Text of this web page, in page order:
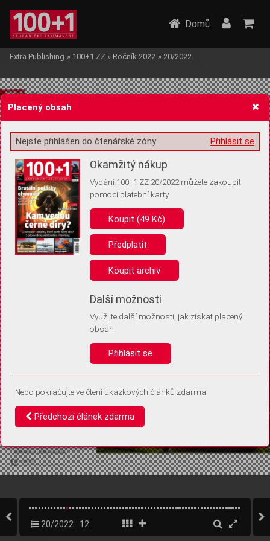
Žádost o souhlas s ukládáním volitelných informací
Pro základní fungování webu nepotřebujeme ukládat žádné informace
(tzv. cookies apod.). Rádi bychom vás ale požádali o souhlas s
uložením volitelných informací:
Anonymní unikátní ID
Díky němu příště poznáme, že se jedná o stejné zařízení, a
Identifikátor je zcela anonymní.
Vaše souhlasy a odmítnutí si ukládáme do vašeho zařízení, abychom se
vás už příště znovu neptali. Můžete je kdykoli později upravit ve Správě
Domů
Extra Publishing » 100+1 ZZ » Ročník 2022 » 20/2022
20/2022 12
Placený obsah
Přihlásit se
Nejste přihlášen do čtenářské zóny
Okamžitý nákup
Vydání 100+1 ZZ 20/2022 můžete zakoupit
pomocí platební karty
Koupit (49 Kč)
Předplatit
Koupit archiv
Další možnosti
Využijte další možnosti, jak získat placený
obsah
Přihlásit se
Nebo pokračujte ve čtení ukázkových článků zdarma
Předchozí článek zdarma